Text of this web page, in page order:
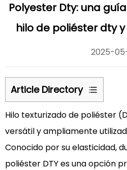
Polyester Dty: una
hilo de poliéster dty
2025-
Article Directory
1
Qué
es
Hilo
de
Hilo texturizado de poliéster
versátil y ampliamente
Conocido por su elasticidad,
poliéster DTY es una opción